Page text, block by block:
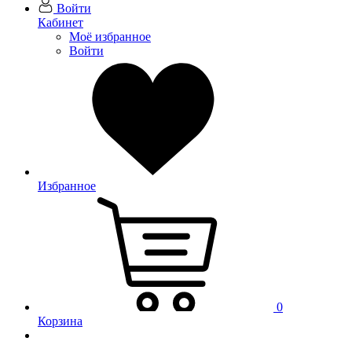
Войти
Кабинет
Моё избранное
Войти
Избранное
0
Корзина